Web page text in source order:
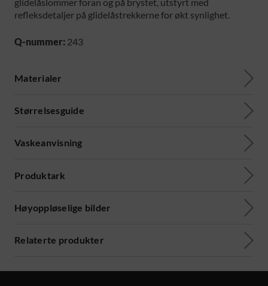
refleksdetaljer på glidelåstrekkerne for økt synlighet.
Q-nummer: 243
Materialer
Størrelsesguide
Vaskeanvisning
Produktark
Høyoppløselige bilder
Relaterte produkter